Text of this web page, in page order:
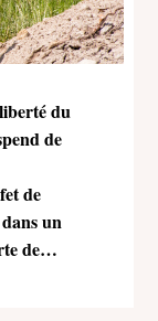
du
de
de
un
de